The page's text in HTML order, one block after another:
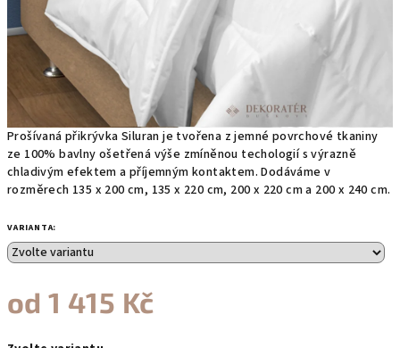
Prošívaná přikrývka Siluran je tvořena z jemné povrchové tkaniny
ze 100% bavlny ošetřená výše zmíněnou techologií s výrazně
chladivým efektem a příjemným kontaktem. Dodáváme v
rozměrech 135 x 200 cm, 135 x 220 cm, 200 x 220 cm a 200 x 240 cm.
VARIANTA:
od1 415 Kč